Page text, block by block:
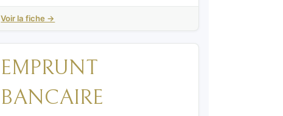
Voir la fiche →
EMPRUNT
BANCAIRE